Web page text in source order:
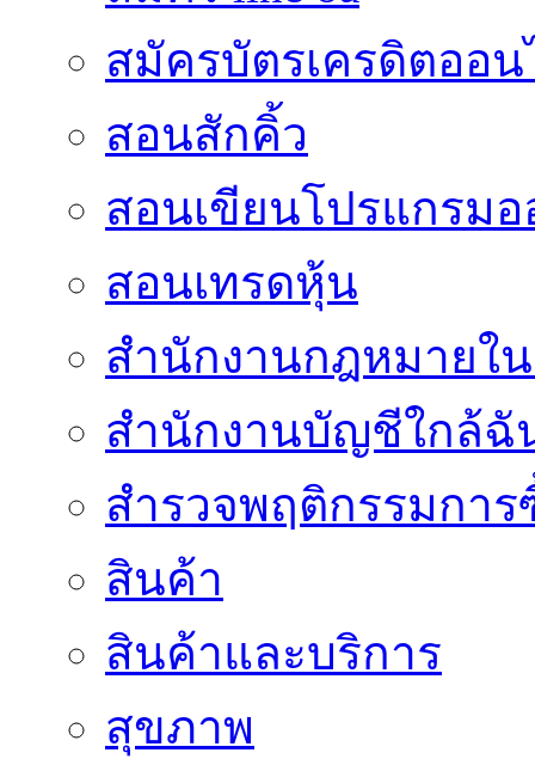
สมัครบัตรเครดิตออ
สอนสักคิ้ว
สอนเขียนโปรแกรม
สอนเทรดหุ้น
สำนักงานกฎหมายใ
สำนักงานบัญชีใกล้ฉั
สำรวจพฤติกรรมการ
สินค้า
สินค้าและบริการ
สุขภาพ